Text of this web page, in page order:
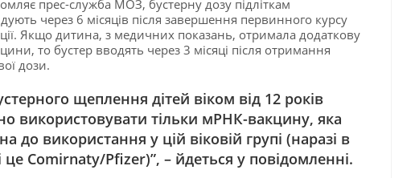
прес-служба МОЗ, бустерну дозу підліткам
через 6 місяців після завершення первинного курсу
Якщо дитина, з медичних показань, отримала додаткову
то бустер вводять через 3 місяці після отримання
дози.
щеплення дітей віком від 12 років
використовувати тільки мРНК-вакцину, яка
до використання у цій віковій групі (наразі в
це Comirnaty/Pfizer)”, – йдеться у повідомленні.